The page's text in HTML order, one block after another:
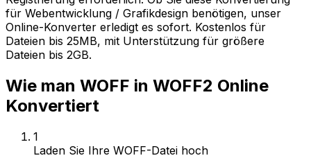
für Webentwicklung / Grafikdesign benötigen, unser
Online-Konverter erledigt es sofort. Kostenlos für
Dateien bis 25MB, mit Unterstützung für größere
Dateien bis 2GB.
Wie man WOFF in WOFF2 Online
Konvertiert
1
Laden Sie Ihre WOFF-Datei hoch